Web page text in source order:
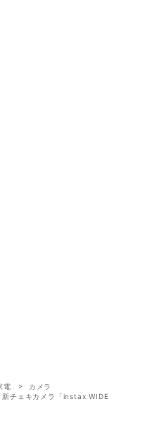
電
カメラ
チェキカメラ「instax WIDE